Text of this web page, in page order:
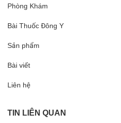
Phòng Khám
Bài Thuốc Đông Y
Sản phẩm
Bài viết
Liên hệ
TIN LIÊN QUAN